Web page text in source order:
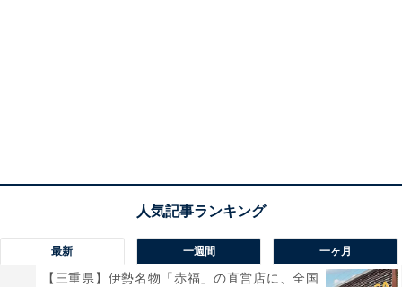
最新 一週間 一ヶ月
【三重県】伊勢名物「赤福」の直営店に、全国